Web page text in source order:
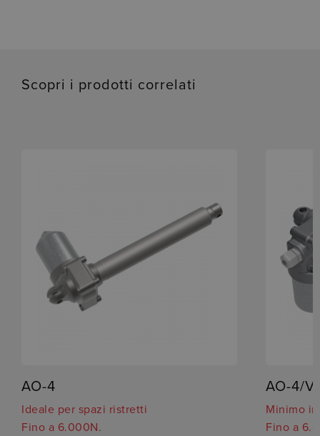
Scopri i prodotti correlati
AO-4
Ideale per spazi ristretti
Fino a 6.000N.
AO-4/V
Minimo
Fino a